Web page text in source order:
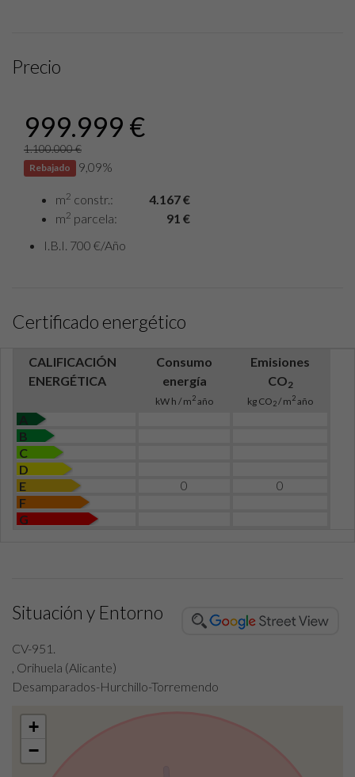
Precio
999.999 €
1.100.000 €
Rebajado 9,09%
m2 constr.:
4.167 €
m2 parcela:
91 €
I.B.I. 700 €/Año
Certificado energético
CALIFICACIÓN
ENERGÉTICA
Consumo
energía
kW h / m2año
Emisiones
CO2
kg CO2/ m2año
A
B
C
D
E
0
0
F
G
Situación y Entorno
CV-951.
, Orihuela (Alicante)
Desamparados-Hurchillo-Torremendo
+
−